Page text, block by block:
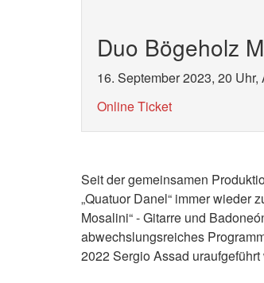
Duo Bögeholz
16. September 2023, 20
Online Ticket
Seit der gemeinsamen
„Quatuor Danel“ immer wieder
Mosalini“ - Gitarre und
abwechslungsreiches
2022 Sergio Assad uraufgeführt